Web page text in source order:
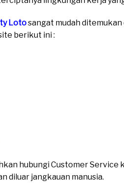
Lotosangat mudah
berikut ini :
hubungi Customer
diluar jangkauan manusia.